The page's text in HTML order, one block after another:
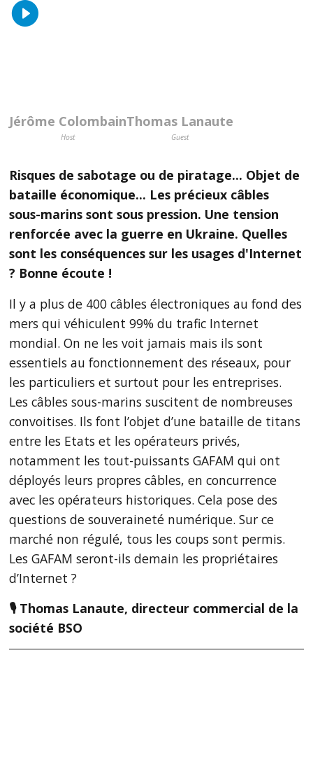
Jérôme Colombain
Host
Thomas Lanaute
Guest
Risques de sabotage ou de piratage... Objet de
bataille économique... Les précieux câbles
sous-marins sont sous pression. Une tension
renforcée avec la guerre en Ukraine. Quelles
sont les conséquences sur les usages d'Internet
? Bonne écoute !
Il y a plus de 400 câbles électroniques au fond des
mers qui véhiculent 99% du trafic Internet
mondial. On ne les voit jamais mais ils sont
essentiels au fonctionnement des réseaux, pour
les particuliers et surtout pour les entreprises.
Les câbles sous-marins suscitent de nombreuses
convoitises. Ils font l’objet d’une bataille de titans
entre les Etats et les opérateurs privés,
notamment les tout-puissants GAFAM qui ont
déployés leurs propres câbles, en concurrence
avec les opérateurs historiques. Cela pose des
questions de souveraineté numérique. Sur ce
marché non régulé, tous les coups sont permis.
Les GAFAM seront-ils demain les propriétaires
d’Internet ?
🎙️ Thomas Lanaute, directeur commercial de la
société BSO